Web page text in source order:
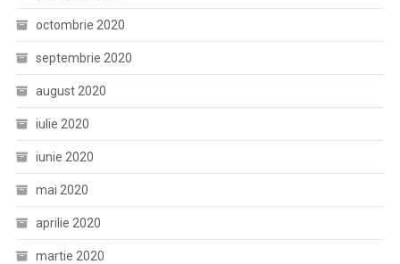
octombrie 2020
septembrie 2020
august 2020
iulie 2020
iunie 2020
mai 2020
aprilie 2020
martie 2020